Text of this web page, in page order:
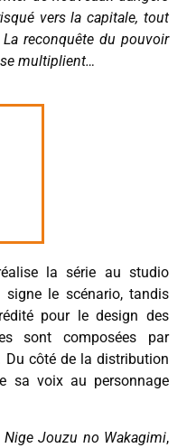
vers la capitale, tout
reconquête du pouvoir
multiplient…
la série au studio
signe le scénario, tandis
pour le design des
sont composées par
Du côté de la distribution
sa voix au personnage
Nige Jouzu no Wakagimi,